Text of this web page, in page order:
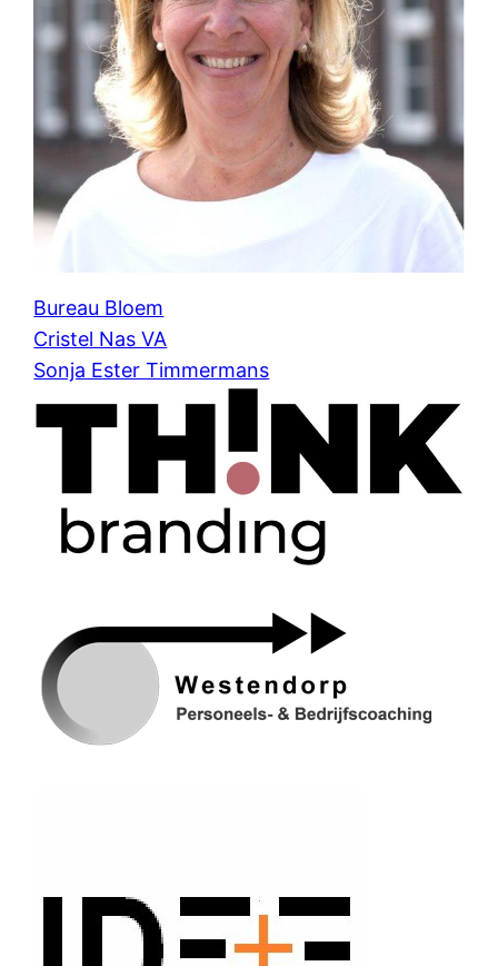
Bureau Bloem
Cristel Nas VA
Sonja Ester Timmermans